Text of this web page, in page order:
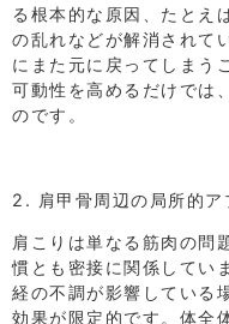
る根本的な原因、たとえ
の乱れなどが解消されて
にまた元に戻ってしまう
可動性を高めるだけでは
のです。
2. 肩甲骨周辺の局所的ア
肩こりは単なる筋肉の問
慣とも密接に関係してい
経の不調が影響している
効果が限定的です。体全